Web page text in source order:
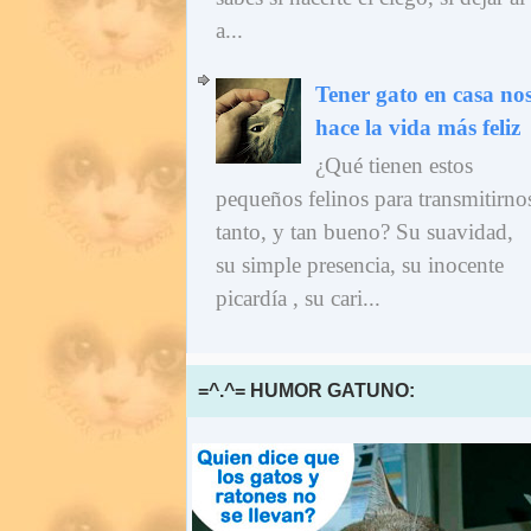
a...
Tener gato en casa
hace la vida más feliz
¿Qué tienen estos
pequeños felinos para
tanto, y tan bueno? Su suavidad,
su simple presencia, su inocente
picardía , su cari...
=^.^= HUMOR GATUNO: